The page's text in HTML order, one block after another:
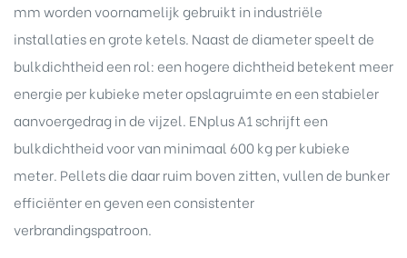
mm worden voornamelijk gebruikt in industriële
installaties en grote ketels. Naast de diameter speelt de
bulkdichtheid een rol: een hogere dichtheid betekent meer
energie per kubieke meter opslagruimte en een stabieler
aanvoergedrag in de vijzel. ENplus A1 schrijft een
bulkdichtheid voor van minimaal 600 kg per kubieke
meter. Pellets die daar ruim boven zitten, vullen de bunker
efficiënter en geven een consistenter
verbrandingspatroon.